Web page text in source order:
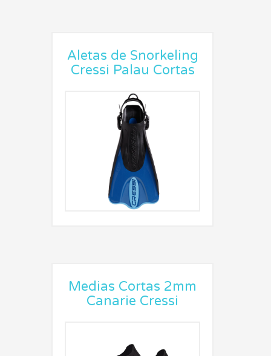
Aletas de Snorkeling
Cressi Palau Cortas
Medias Cortas 2mm
Canarie Cressi